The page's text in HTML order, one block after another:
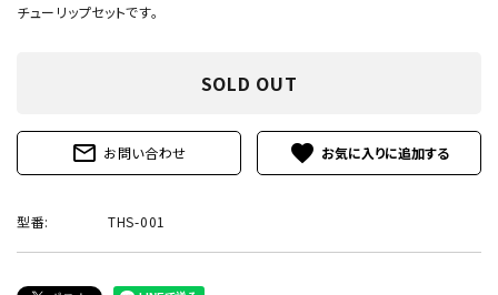
チューリップセットです。
SOLD OUT
mail_outline お問い合わせ favorite
型番: THS-001